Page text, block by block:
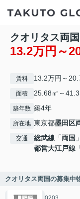
クオリタス両国
13.2万円～
賃料 13.2万円～
面積 25.68㎡～
築年数 築4年
所在地 東京都墨田区
交通 総武線 「両国
都営大江戸線
クオリタス両国の募集中